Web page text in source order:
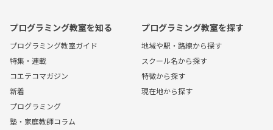
プログラミング教室を知る
プログラミング教室ガイド
特集・連載
コエテコマガジン
新着
プログラミング
塾・家庭教師コラム
プログラミング教室を探す
地域や駅・路線から探す
スクール名から探す
特徴から探す
現在地から探す